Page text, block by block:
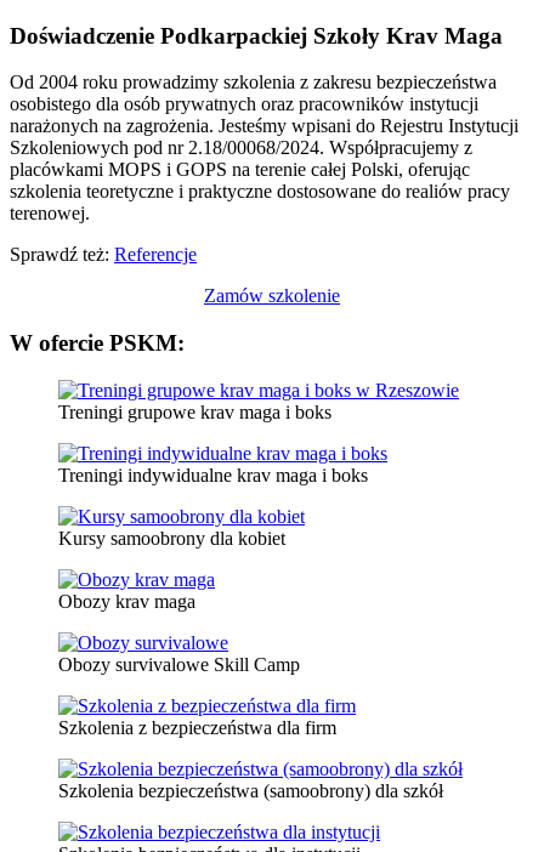
Doświadczenie Podkarpackiej Szkoły Krav Maga
Od 2004 roku prowadzimy szkolenia z zakresu bezpieczeństwa
osobistego dla osób prywatnych oraz pracowników instytucji
narażonych na zagrożenia. Jesteśmy wpisani do Rejestru Instytucji
Szkoleniowych pod nr 2.18/00068/2024. Współpracujemy z
placówkami MOPS i GOPS na terenie całej Polski, oferując
szkolenia teoretyczne i praktyczne dostosowane do realiów pracy
terenowej.
Sprawdź też: Referencje
Zamów szkolenie
W ofercie PSKM:
Treningi grupowe krav maga i boks
Treningi indywidualne krav maga i boks
Kursy samoobrony dla kobiet
Obozy krav maga
Obozy survivalowe Skill Camp
Szkolenia z bezpieczeństwa dla firm
Szkolenia bezpieczeństwa (samoobrony) dla szkół